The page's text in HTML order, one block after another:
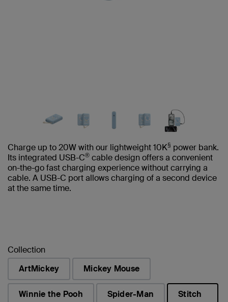
Charge up to 20W with our lightweight 10K§ power bank.
Its integrated USB-C® cable design offers a convenient
on-the-go fast charging experience without carrying a
cable. A USB-C port allows charging of a second device
at the same time.
Collection
ArtMickey
Mickey Mouse
Winnie the Pooh Spider-Man
Stitch